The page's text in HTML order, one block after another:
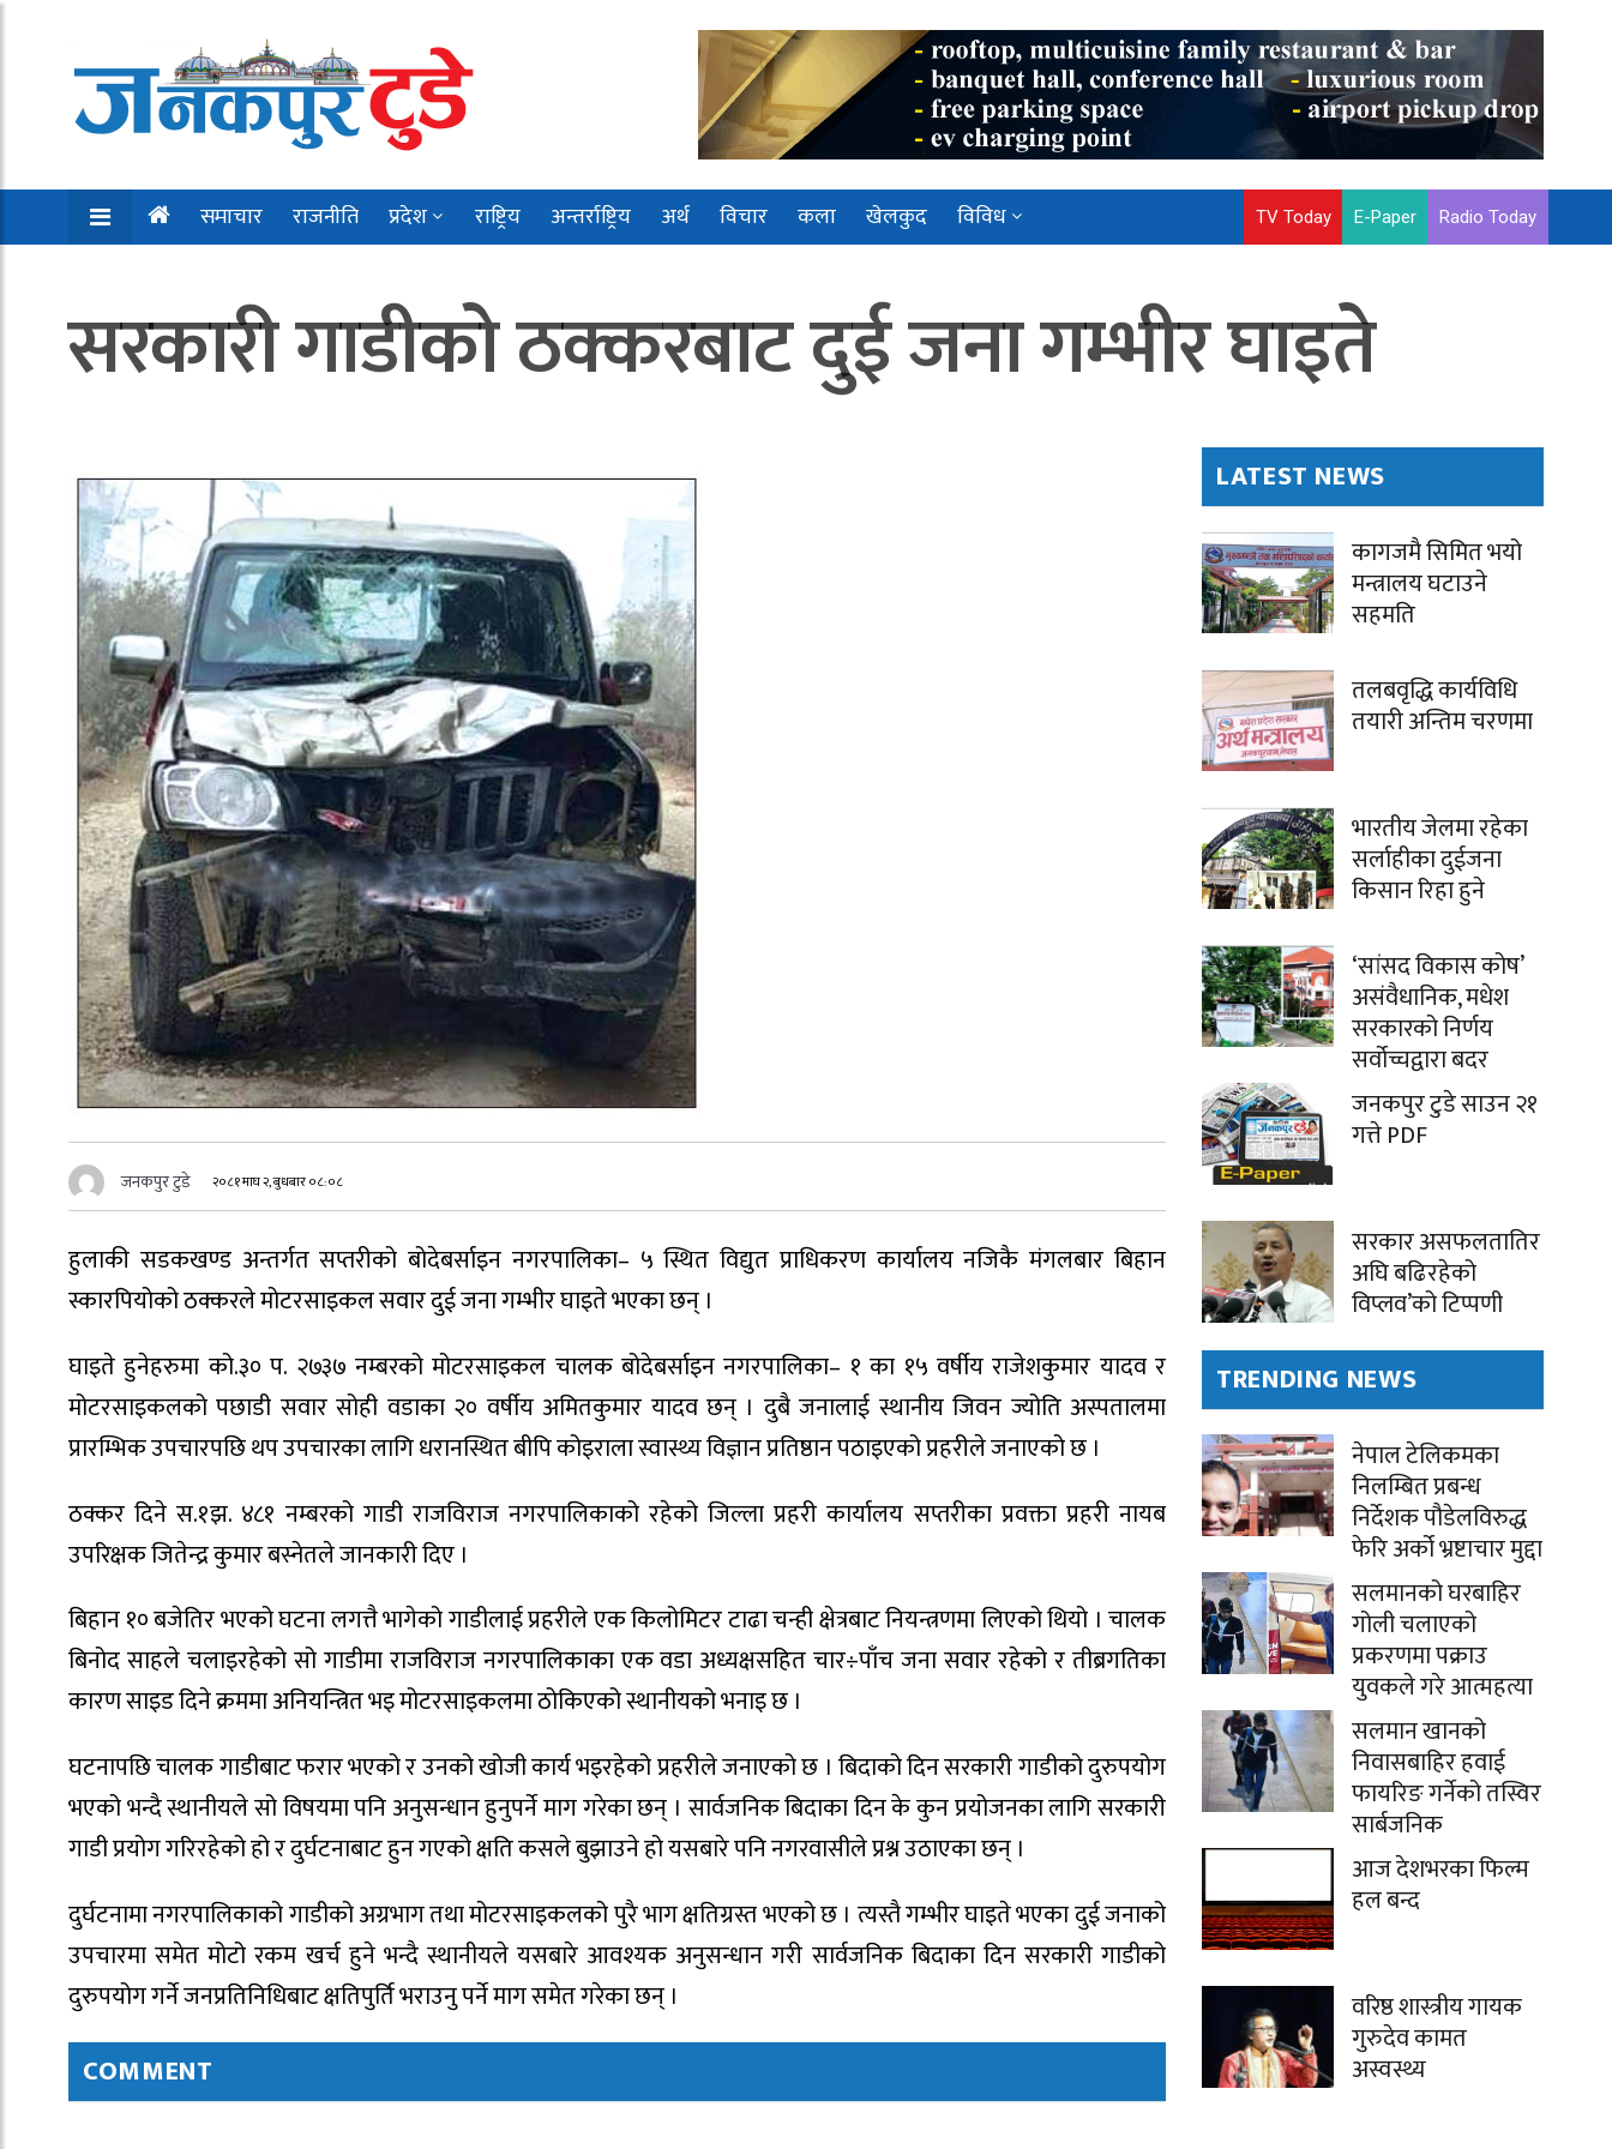
समाचार राजनीति प्रदेश राष्ट्रिय अन्तर्राष्ट्रिय अर्थ विचार कला खेलकुद विविध TV Today E-Paper Radio Today
सरकारी गाडीको ठक्करबाट दुई जना गम्भीर घाइते
जनकपुर टुडे २०८१ माघ २, बुधबार ०८:०८
हुलाकी सडकखण्ड अन्तर्गत सप्तरीको बोदेबर्साइन नगरपालिका– ५ स्थित विद्युत प्राधिकरण कार्यालय नजिकै मंगलबार बिहान
स्कारपियोको ठक्करले मोटरसाइकल सवार दुई जना गम्भीर घाइते भएका छन् ।
घाइते हुनेहरुमा को.३० प. २७३७ नम्बरको मोटरसाइकल चालक बोदेबर्साइन नगरपालिका– १ का १५ वर्षीय राजेशकुमार यादव र
मोटरसाइकलको पछाडी सवार सोही वडाका २० वर्षीय अमितकुमार यादव छन् । दुबै जनालाई स्थानीय जिवन ज्योति अस्पतालमा
प्रारम्भिक उपचारपछि थप उपचारका लागि धरानस्थित बीपि कोइराला स्वास्थ्य विज्ञान प्रतिष्ठान पठाइएको प्रहरीले जनाएको छ ।
ठक्कर दिने स.१झ. ४८१ नम्बरको गाडी राजविराज नगरपालिकाको रहेको जिल्ला प्रहरी कार्यालय सप्तरीका प्रवक्ता प्रहरी नायब
उपरिक्षक जितेन्द्र कुमार बस्नेतले जानकारी दिए ।
बिहान १० बजेतिर भएको घटना लगत्तै भागेको गाडीलाई प्रहरीले एक किलोमिटर टाढा चन्ही क्षेत्रबाट नियन्त्रणमा लिएको थियो । चालक
बिनोद साहले चलाइरहेको सो गाडीमा राजविराज नगरपालिकाका एक वडा अध्यक्षसहित चार÷पाँच जना सवार रहेको र तीब्रगतिका
कारण साइड दिने क्रममा अनियन्त्रित भइ मोटरसाइकलमा ठोकिएको स्थानीयको भनाइ छ ।
घटनापछि चालक गाडीबाट फरार भएको र उनको खोजी कार्य भइरहेको प्रहरीले जनाएको छ । बिदाको दिन सरकारी गाडीको दुरुपयोग
भएको भन्दै स्थानीयले सो विषयमा पनि अनुसन्धान हुनुपर्ने माग गरेका छन् । सार्वजनिक बिदाका दिन के कुन प्रयोजनका लागि सरकारी
गाडी प्रयोग गरिरहेको हो र दुर्घटनाबाट हुन गएको क्षति कसले बुझाउने हो यसबारे पनि नगरवासीले प्रश्न उठाएका छन् ।
दुर्घटनामा नगरपालिकाको गाडीको अग्रभाग तथा मोटरसाइकलको पुरै भाग क्षतिग्रस्त भएको छ । त्यस्तै गम्भीर घाइते भएका दुई जनाको
उपचारमा समेत मोटो रकम खर्च हुने भन्दै स्थानीयले यसबारे आवश्यक अनुसन्धान गरी सार्वजनिक बिदाका दिन सरकारी गाडीको
दुरुपयोग गर्ने जनप्रतिनिधिबाट क्षतिपुर्ति भराउनु पर्ने माग समेत गरेका छन् ।
COMMENT
LATEST NEWS
कागजमै सिमित भयो
मन्त्रालय घटाउने
सहमति
तलबवृद्धि कार्यविधि
तयारी अन्तिम चरणमा
भारतीय जेलमा रहेका
सर्लाहीका दुईजना
किसान रिहा हुने
‘सांसद विकास कोष’
असंवैधानिक, मधेश
सरकारको निर्णय
सर्वोच्चद्वारा बदर
जनकपुर टुडे साउन २१
गत्ते PDF
सरकार असफलतातिर
अघि बढिरहेको
विप्लव’को टिप्पणी
TRENDING NEWS
नेपाल टेलिकमका
निलम्बित प्रबन्ध
निर्देशक पौडेलविरुद्ध
फेरि अर्को भ्रष्टाचार मुद्दा
सलमानको घरबाहिर
गोली चलाएको
प्रकरणमा पक्राउ
युवकले गरे आत्महत्या
सलमान खानको
निवासबाहिर हवाई
फायरिङ गर्नेको तस्विर
सार्बजनिक
आज देशभरका फिल्म
हल बन्द
वरिष्ठ शास्त्रीय गायक
गुरुदेव कामत
अस्वस्थ्य